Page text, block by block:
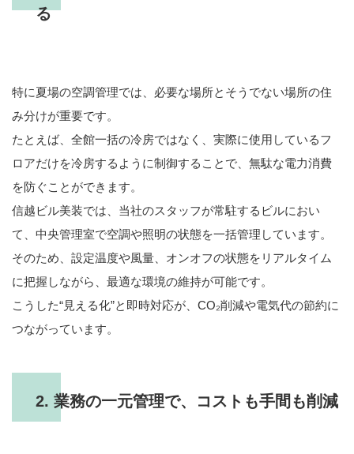
る
特に夏場の空調管理では、必要な場所とそうでない場所の住
み分けが重要です。
たとえば、全館一括の冷房ではなく、実際に使用しているフ
ロアだけを冷房するように制御することで、無駄な電力消費
を防ぐことができます。
信越ビル美装では、当社のスタッフが常駐するビルにおい
て、中央管理室で空調や照明の状態を一括管理しています。
そのため、設定温度や風量、オンオフの状態をリアルタイム
に把握しながら、最適な環境の維持が可能です。
こうした“見える化”と即時対応が、CO₂削減や電気代の節約に
つながっています。
2. 業務の一元管理で、コストも手間も削減